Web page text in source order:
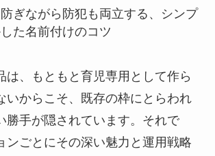
防ぎながら防犯も両立する、シンプ
た名前付けのコツ
は、もともと育児専用として作ら
いからこそ、既存の枠にとらわれ
勝手が隠されています。それで
ンごとにその深い魅力と運用戦略